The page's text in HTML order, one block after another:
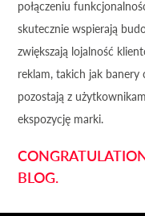
połączeniu
skutecznie wspierają
zwiększają lojalność
reklam, takich jak
pozostają z
ekspozycję marki.
BLOG.